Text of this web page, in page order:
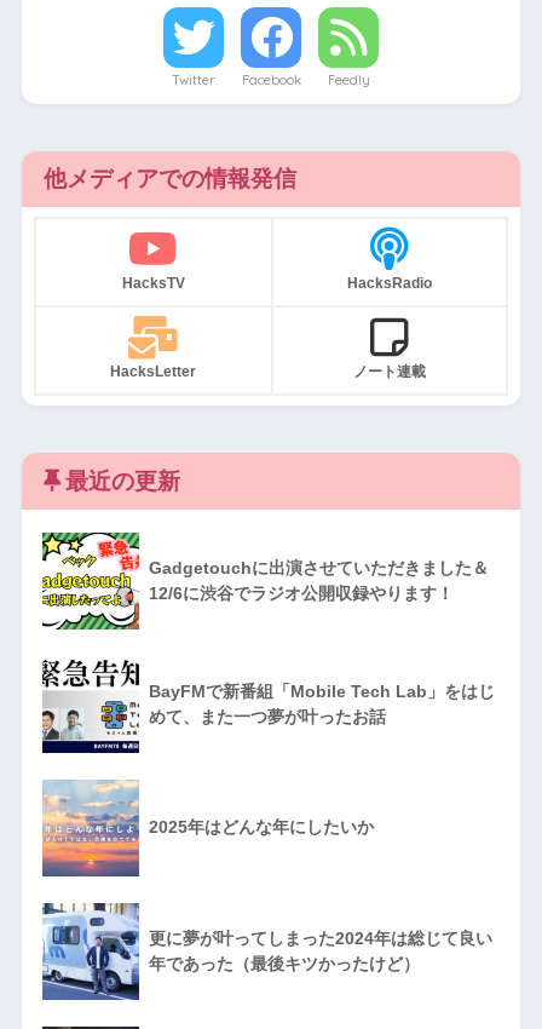
Twitter Facebook Feedly
他メディアでの情報発信
HacksTV HacksRadio
HacksLetter ノート連載
最近の更新
Gadgetouchに出演させていただきました＆
12/6に渋谷でラジオ公開収録やります！
BayFMで新番組「Mobile Tech Lab」をはじ
めて、また一つ夢が叶ったお話
2025年はどんな年にしたいか
更に夢が叶ってしまった2024年は総じて良い
年であった（最後キツかったけど）